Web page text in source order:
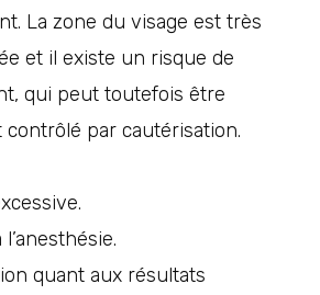
La zone du visage est très
et il existe un risque de
qui peut toutefois être
contrôlé par cautérisation.
quant aux résultats